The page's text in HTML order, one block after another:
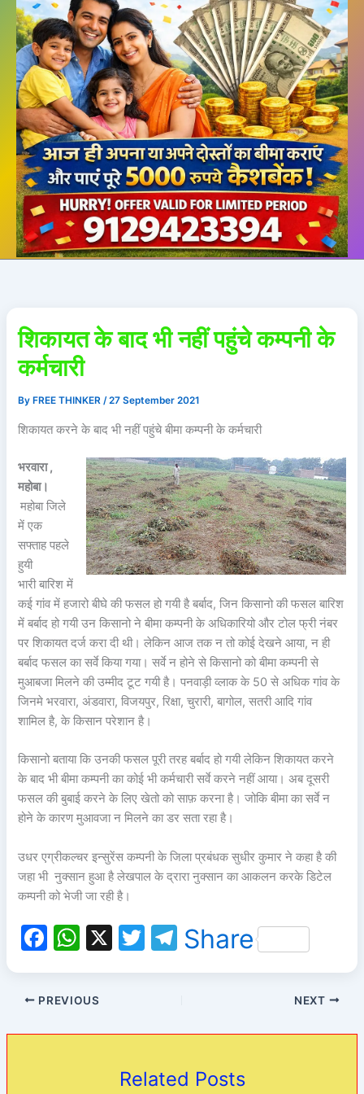
शिकायत के बाद भी नहीं पहुंचे कम्पनी के
कर्मचारी
By FREE THINKER/27 September 2021
शिकायत करने के बाद भी नहीं पहुंचे बीमा कम्पनी के कर्मचारी
भरवारा ,
महोबा।
महोबा जिले
में एक
सफ्ताह पहले
हुयी
भारी बारिश में
कई गांव में हजारो बीघे की फसल हो गयी है बर्बाद, जिन किसानो की फसल बारिश
में बर्बाद हो गयी उन किसानो ने बीमा कम्पनी के अधिकारियो और टोल फ्री नंबर
पर शिकायत दर्ज करा दी थी। लेकिन आज तक न तो कोई देखने आया, न ही
बर्बाद फसल का सर्वे किया गया। सर्वे न होने से किसानो को बीमा कम्पनी से
मुआबजा मिलने की उम्मीद टूट गयी है। पनवाड़ी व्लाक के 50 से अधिक गांव के
जिनमे भरवारा, अंडवारा, विजयपुर, रिक्षा, चुरारी, बागोल, सतरी आदि गांव
शामिल है, के किसान परेशान है।
किसानो बताया कि उनकी फसल पूरी तरह बर्बाद हो गयी लेकिन शिकायत करने
के बाद भी बीमा कम्पनी का कोई भी कर्मचारी सर्वे करने नहीं आया। अब दूसरी
फसल की बुबाई करने के लिए खेतो को साफ़ करना है। जोकि बीमा का सर्वे न
होने के कारण मुआवजा न मिलने का डर सता रहा है।
उधर एग्रीकल्चर इन्सुरेंस कम्पनी के जिला प्रबंधक सुधीर कुमार ने कहा है की
जहा भी नुक्सान हुआ है लेखपाल के द्रारा नुक्सान का आकलन करके डिटेल
कम्पनी को भेजी जा रही है।
F
c
e
b
W
at
s
A
X
T
T
a
m
Share
PREVIOUS NEXT
Related Posts